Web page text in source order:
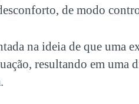
de modo
na ideia de que uma
resultando em